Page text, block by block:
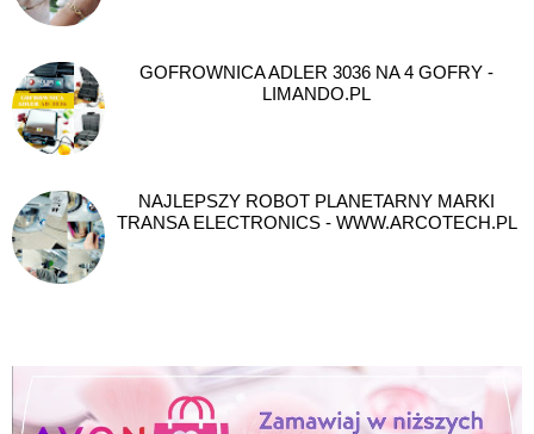
GOFROWNICA ADLER 3036 NA 4 GOFRY -
LIMANDO.PL
NAJLEPSZY ROBOT PLANETARNY MARKI
TRANSA ELECTRONICS - WWW.ARCOTECH.PL